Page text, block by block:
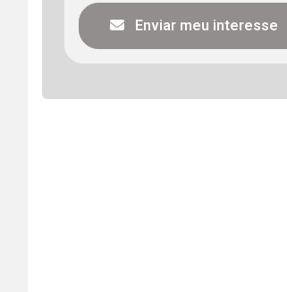
Enviar meu interesse